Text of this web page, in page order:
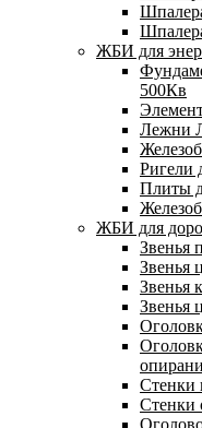
ЖБИ для
500Кв
Лежни
Ригели
Плиты
ЖБИ для
Звенья
Звенья
Звенья
Звенья
Стенки
Стенки